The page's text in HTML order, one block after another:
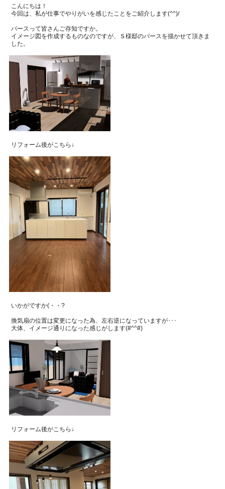
こんにちは！
今回は、私が仕事でやりがいを感じたことをご紹介します(^^)/
パースって皆さんご存知ですか。
イメージ図を作成するものなのですが、Ｓ様邸のパースを描かせて頂きま
した。
リフォーム後がこちら↓
いかがですか(・・?
換気扇の位置は変更になった為、左右逆になっていますが･･･
大体、イメージ通りになった感じがします(#^^#)
リフォーム後がこちら↓